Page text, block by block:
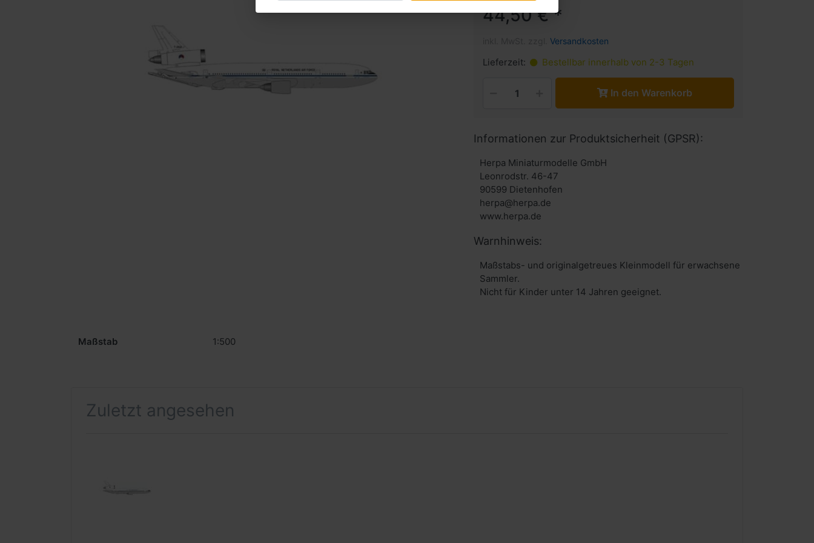
44,50 € *
Versandkosten
Lieferzeit: Bestellbar innerhalb von 2-3 Tagen
In den Warenkorb
Informationen zur Produktsicherheit (GPSR):
Herpa Miniaturmodelle GmbH
Leonrodstr. 46-47
90599 Dietenhofen
herpa@herpa.de
www.herpa.de
Warnhinweis:
Maßstabs- und originalgetreues Kleinmodell für erwachsene
Sammler.
Nicht für Kinder unter 14 Jahren geeignet.
Maßstab 1:500
Zuletzt angesehen